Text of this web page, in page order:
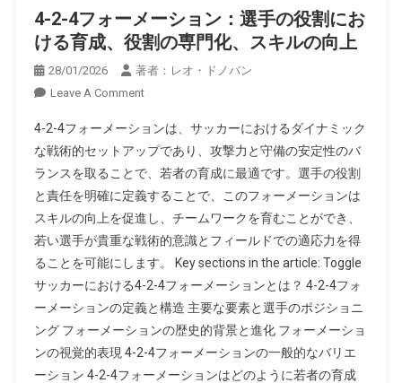
4-2-4フォーメーション：選手の役割にお
ける育成、役割の専門化、スキルの向上
28/01/2026
著者：レオ・ドノバン
Leave A CommentOn
2-
4
フ
ォ
ー
メ
ー
シ
選
手
4-2-4フォーメーションは、サッカーにおけるダイナミック
な戦術的セットアップであり、攻撃力と守備の安定性のバ
ランスを取ることで、若者の育成に最適です。選手の役割
と責任を明確に定義することで、このフォーメーションは
スキルの向上を促進し、チームワークを育むことができ、
若い選手が貴重な戦術的意識とフィールドでの適応力を得
ることを可能にします。 Key sections in the article: Toggle
サッカーにおける4-2-4フォーメーションとは？ 4-2-4フォ
ーメーションの定義と構造 主要な要素と選手のポジショニ
ング フォーメーションの歴史的背景と進化 フォーメーショ
ンの視覚的表現 4-2-4フォーメーションの一般的なバリエ
ーション 4-2-4フォーメーションはどのように若者の育成